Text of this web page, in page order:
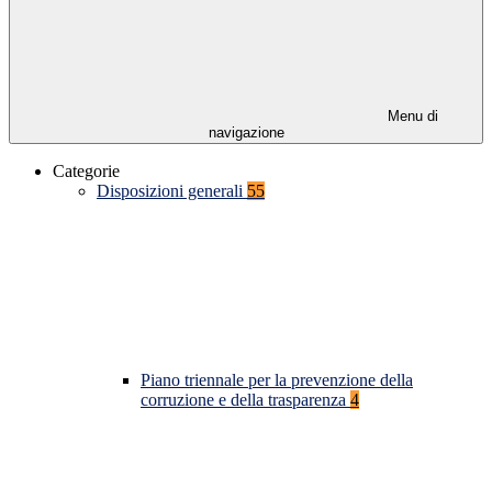
Menu di
navigazione
Categorie
Disposizioni generali 55
Piano triennale per la prevenzione della
corruzione e della trasparenza 4